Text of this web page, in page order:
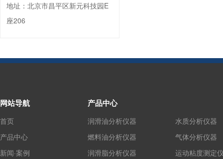
地址： 北京市昌平区新元科技园E
座206
网站导航
首页
产品中心
新闻·案例
产品中心
润滑油分析仪器
燃料油分析仪器
润滑脂分析仪器
水质分析仪器
气体分析仪器
运动粘度测定